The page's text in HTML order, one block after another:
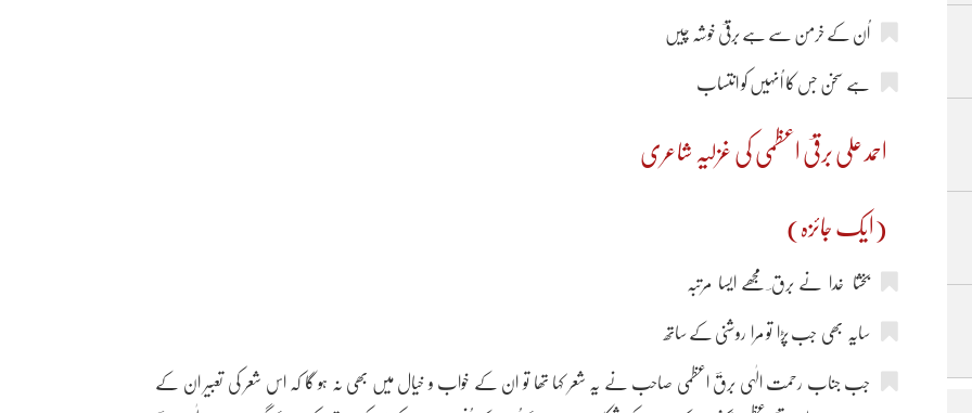
اُن کے خرمن سے ہے برقیؔ خوشہ چیں
ہے سخن جس کا اُنہیں کو انتساب
احمد علی برقیؔ اعظمی کی غزلیہ شاعری
(ایک جائزہ)
بخشا خدا نے برق ؔ مجھے ایسا مرتبہ
سایہ بھی جب پڑا تو مرا روشنی کے ساتھ
جب جناب رحمت الٰہی برقؔ اعظمی صاحب نے یہ شعر کہا تھا تو ان کے خواب و خیال میں بھی نہ ہو گا کہ اس شعر کی تعبیر ان کے